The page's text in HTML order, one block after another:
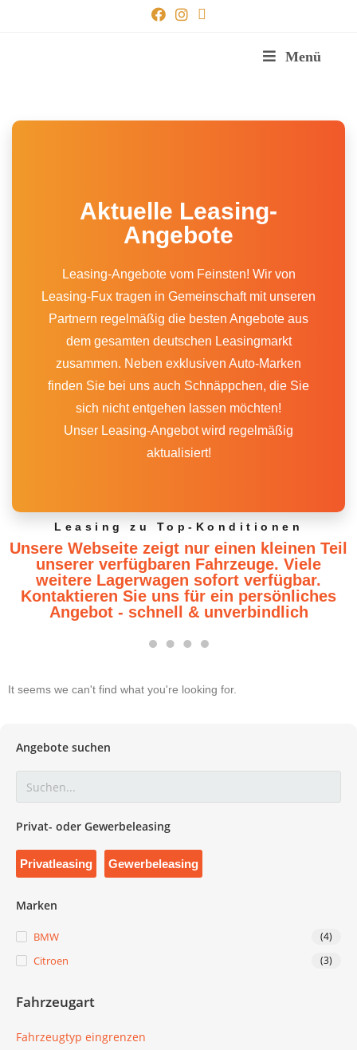
Menü
Aktuelle Leasing-
Angebote
Leasing-Angebote vom Feinsten! Wir von
Leasing-Fux tragen in Gemeinschaft mit unseren
Partnern regelmäßig die besten Angebote aus
dem gesamten deutschen Leasingmarkt
zusammen. Neben exklusiven Auto-Marken
finden Sie bei uns auch Schnäppchen, die Sie
sich nicht entgehen lassen möchten!
Unser Leasing-Angebot wird regelmäßig
aktualisiert!
Leasing zu Top-Konditionen
Unsere Webseite zeigt nur einen kleinen Teil
unserer verfügbaren Fahrzeuge. Viele
weitere Lagerwagen sofort verfügbar.
Kontaktieren Sie uns für ein persönliches
Angebot - schnell & unverbindlich
Angebote suchen
Privat- oder Gewerbeleasing
Privatleasing Gewerbeleasing
Marken
BMW (4)
Citroen (3)
Fahrzeugart
Fahrzeugtyp eingrenzen
It seems we can't find what you're looking for.